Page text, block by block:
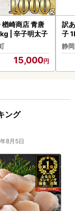
崎商店 青唐
| 辛子明太子
15,000
訳
子
静
ング
8月5日